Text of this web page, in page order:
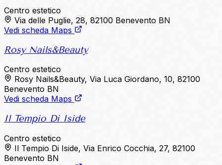
Centro estetico
Via delle Puglie, 28, 82100 Benevento BN
Vedi scheda Maps
Rosy Nails&Beauty
Centro estetico
Rosy Nails&Beauty, Via Luca Giordano, 10, 82100
Benevento BN
Vedi scheda Maps
Il Tempio Di Iside
Centro estetico
Il Tempio Di Iside, Via Enrico Cocchia, 27, 82100
Benevento BN